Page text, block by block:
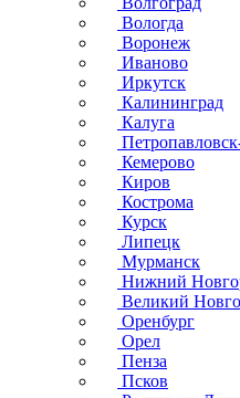
Вологда
Воронеж
Иваново
Иркутск
Калининград
Калуга
Кемерово
Киров
Кострома
Курск
Липецк
Мурманск
Нижний
Великий
Оренбург
Орел
Пенза
Псков